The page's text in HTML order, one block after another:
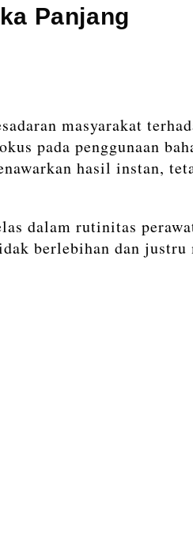
Panjang
masyarakat
pada penggunaan
hasil instan,
dalam rutinitas
berlebihan dan